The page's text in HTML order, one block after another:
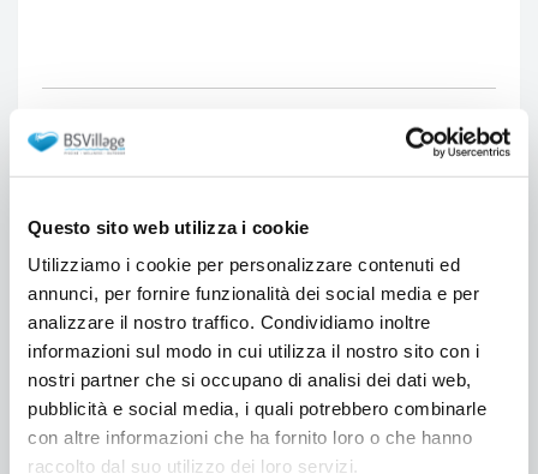
Questo sito web utilizza i cookie
Utilizziamo i cookie per personalizzare contenuti ed
annunci, per fornire funzionalità dei social media e per
analizzare il nostro traffico. Condividiamo inoltre
informazioni sul modo in cui utilizza il nostro sito con i
nostri partner che si occupano di analisi dei dati web,
pubblicità e social media, i quali potrebbero combinarle
con altre informazioni che ha fornito loro o che hanno
raccolto dal suo utilizzo dei loro servizi.
Richiedi informazioni sul prodotto
informazioni tecniche o commerciali. Faremo il
possibile per dare una risposta ai Vostri dubbi. Il
Nome e l'Email sono obbligatorie. Consigliamo di
inserire un recapito telefonico.
Nome *:
Email *: